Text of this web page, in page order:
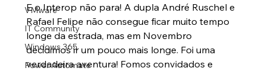
VMware
IT Community
Windows 365
Power Automate
E o Interop não para! A dupla André Ruschel e
Rafael Felipe não consegue ficar muito tempo
longe da estrada, mas em Novembro
decidimos ir um pouco mais longe. Foi uma
verdadeira aventura! Fomos convidados e